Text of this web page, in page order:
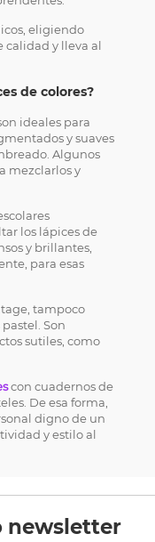
eligiendo
calidad y lleva al
de colores?
ideales para
y suaves
Algunos
mezclarlos y
los lápices de
y brillantes,
para esas
tampoco
Son
sutiles, como
con cuadernos de
De esa forma,
digno de un
y estilo al
newsletter